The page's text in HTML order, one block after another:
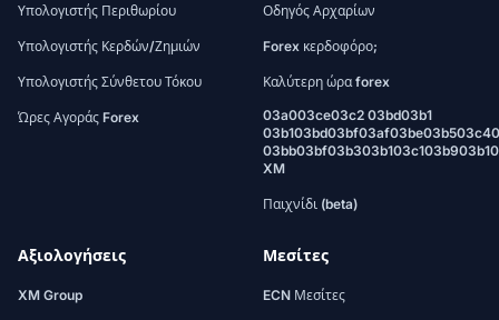
Υπολογιστής Περιθωρίου
Υπολογιστής Κερδών/Ζημιών
Υπολογιστής Σύνθετου Τόκου
Ώρες Αγοράς Forex
Οδηγός Αρχαρίων
Forex κερδοφόρο;
Καλύτερη ώρα forex
03a003ce03c2 03bd03b1
XM
Παιχνίδι (beta)
Αξιολογήσεις
XM Group
Μεσίτες
ECN Μεσίτες